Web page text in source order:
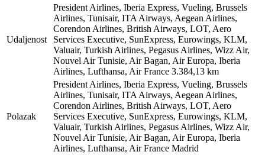
Udaljenost
President Airlines, Iberia Express, Vueling, Brussels
Airlines, Tunisair, ITA Airways, Aegean Airlines,
Corendon Airlines, British Airways, LOT, Aero
Services Executive, SunExpress, Eurowings, KLM,
Valuair, Turkish Airlines, Pegasus Airlines, Wizz Air,
Nouvel Air Tunisie, Air Bagan, Air Europa, Iberia
Airlines, Lufthansa, Air France 3.384,13 km
Polazak
President Airlines, Iberia Express, Vueling, Brussels
Airlines, Tunisair, ITA Airways, Aegean Airlines,
Corendon Airlines, British Airways, LOT, Aero
Services Executive, SunExpress, Eurowings, KLM,
Valuair, Turkish Airlines, Pegasus Airlines, Wizz Air,
Nouvel Air Tunisie, Air Bagan, Air Europa, Iberia
Airlines, Lufthansa, Air France Madrid